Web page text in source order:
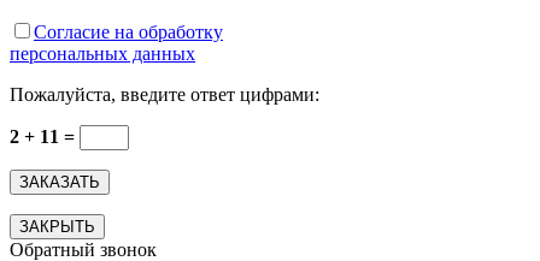
Согласие на обработку
персональных данных
Пожалуйста, введите ответ цифрами:
2 + 11 =
ЗАКРЫТЬ
Обратный звонок